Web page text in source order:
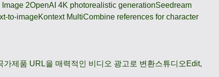
Image 2OpenAI 4K photorealistic generationSeedream
to-imageKontext MultiCombine references for character
가제품 URL을 매력적인 비디오 광고로 변환스튜디오 Edit,